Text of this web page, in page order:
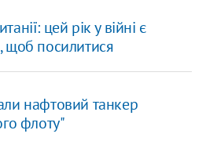
цей рік у війні є
щоб посилитися
нафтовий танкер
флоту"